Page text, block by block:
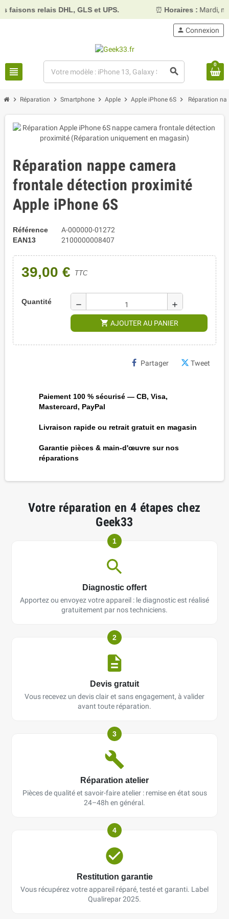
relais DHL, GLS et UPS. Horaires :Mardi,
view_headline search
person Connexion
0
chevron_right Réparation chevron_right Smartphone chevron_right Apple chevron_right Apple iPhone 6S chevron_right Réparation
Réparation nappe camera
frontale détection proximité
Apple iPhone 6S
Référence
A-000000-01272
EAN13
2100000008407
39,00 € TTC
Quantité remove add
shopping_cart AJOUTER AU PANIER
Partager Tweet
Paiement 100 % sécurisé — CB, Visa,
Mastercard, PayPal
Livraison rapide ou retrait gratuit en magasin
Garantie pièces & main-d'œuvre sur nos
réparations
Votre réparation en 4 étapes chez
Geek33
1
Diagnostic offert
Apportez ou envoyez votre appareil : le diagnostic est réalisé
gratuitement par nos techniciens.
2
Devis gratuit
Vous recevez un devis clair et sans engagement, à valider
avant toute réparation.
3
Réparation atelier
Pièces de qualité et savoir-faire atelier : remise en état sous
24–48h en général.
4
Restitution garantie
Vous récupérez votre appareil réparé, testé et garanti. Label
Qualirepar 2025.